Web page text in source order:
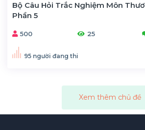
Bộ Câu Hỏi Trắc Nghiệm Môn
Phần 5
500 25
95 người đang thi
Xem thêm chủ đề